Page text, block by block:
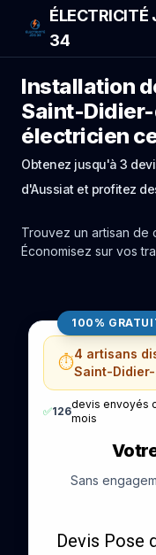
ÉLECTRICITÉ
34
Installation
Saint-
électricien
Obtenez jusqu'à 3
d'Aussiat et profitez
Trouvez un artisan de
Économisez sur vos
100%
⏱️4 artisans
Saint-
✅126
devis envoyés
mois
Sans
Devis Pose